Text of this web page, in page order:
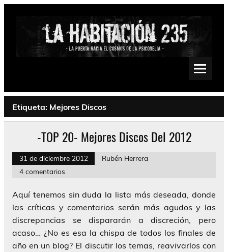
Saltar
Psychedelic, Stoner, Doom, Sludge, Fuzz, Space, Drone
Etiqueta: Mejores Discos
-TOP 20- Mejores Discos Del 2012
31 de diciembre 2012
Rubén Herrera
4 comentarios
Aquí tenemos sin duda la lista más deseada, donde
las críticas y comentarios serán más agudos y las
discrepancias se dispararán a discreción, pero
acaso… ¿No es esa la chispa de todos los finales de
año en un blog? El discutir los temas, reavivarlos con